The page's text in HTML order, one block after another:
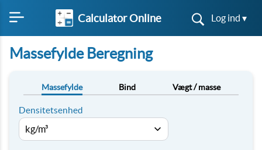
Calculator Online Log ind ▾
Massefylde Beregning
Massefylde Bind Vægt / masse
Densitetsenhed